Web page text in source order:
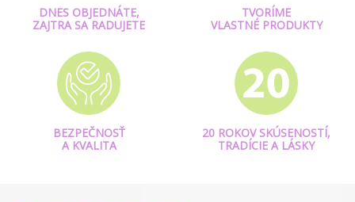
DNES OBJEDNÁTE,
ZAJTRA SA RADUJETE
TVORÍME
VLASTNÉ PRODUKTY
BEZPEČNOSŤ
A KVALITA
20 ROKOV SKÚSENOSTÍ,
TRADÍCIE A LÁSKY